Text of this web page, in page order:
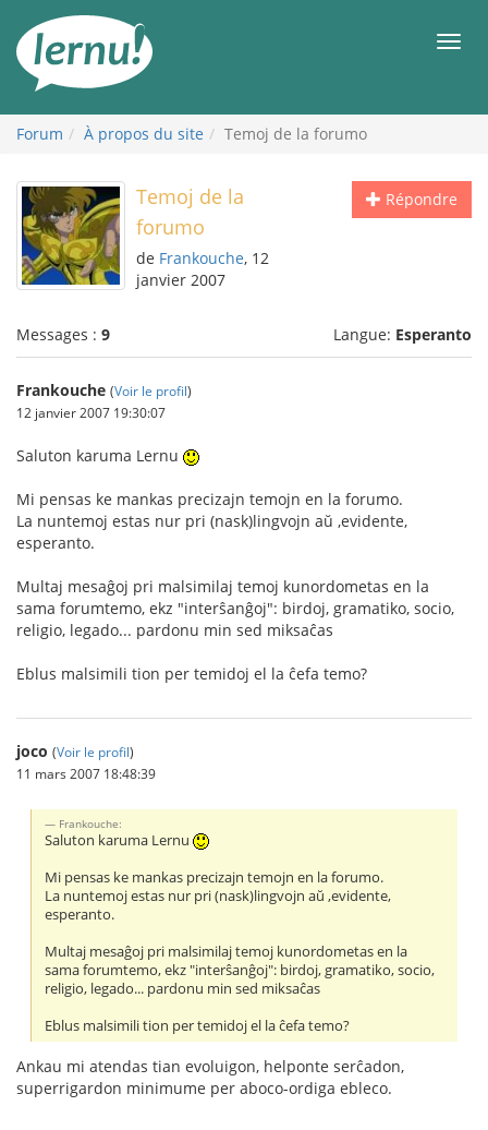
contenu
Forum À propos du site Temoj de la forumo
Répondre
Temoj de la
forumo
de Frankouche, 12
janvier 2007
Messages : 9 Langue: Esperanto
Frankouche (Voir le profil)
12 janvier 2007 19:30:07
Saluton karuma Lernu
Mi pensas ke mankas precizajn temojn en la forumo.
La nuntemoj estas nur pri (nask)lingvojn aŭ ,evidente,
esperanto.
Multaj mesaĝoj pri malsimilaj temoj kunordometas en la
sama forumtemo, ekz "interŝanĝoj": birdoj, gramatiko, socio,
religio, legado... pardonu min sed miksaĉas
Eblus malsimili tion per temidoj el la ĉefa temo?
joco (Voir le profil)
11 mars 2007 18:48:39
Frankouche:
Saluton karuma Lernu
Mi pensas ke mankas precizajn temojn en la forumo.
La nuntemoj estas nur pri (nask)lingvojn aŭ ,evidente,
esperanto.
Multaj mesaĝoj pri malsimilaj temoj kunordometas en la
sama forumtemo, ekz "interŝanĝoj": birdoj, gramatiko, socio,
religio, legado... pardonu min sed miksaĉas
Eblus malsimili tion per temidoj el la ĉefa temo?
Ankau mi atendas tian evoluigon, helponte serĉadon,
superrigardon minimume per aboco-ordiga ebleco.